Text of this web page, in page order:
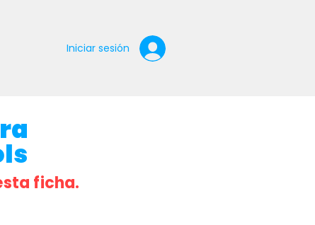
Iniciar sesión
ficha.